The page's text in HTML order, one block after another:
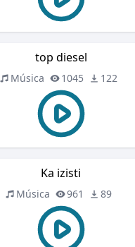
top diesel
Música 1045 122
Ka izisti
Música 961 89